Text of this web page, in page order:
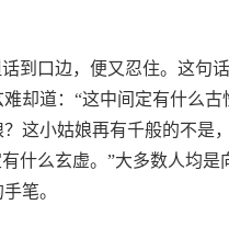
到口边，便又忍住。这句
却道：“这中间定有什么古
这小姑娘再有千般的不是
什么玄虚。”大多数人均是
笔。